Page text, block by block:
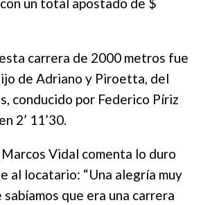
un total apostado de $
carrera de 2000 metros fue
de Adriano y Piroetta, del
conducido por Federico Píriz
2’ 11’30.
Vidal comenta lo duro
al locatario: “Una alegría muy
que era una carrera